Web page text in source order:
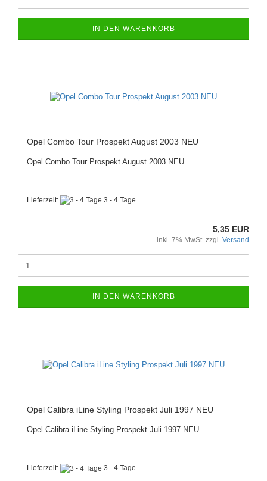
IN DEN WARENKORB
Opel Combo Tour Prospekt August 2003 NEU
Opel Combo Tour Prospekt August 2003 NEU
Lieferzeit: 3 - 4 Tage
5,35 EUR
inkl. 7% MwSt. zzgl. Versand
IN DEN WARENKORB
Opel Calibra iLine Styling Prospekt Juli 1997 NEU
Opel Calibra iLine Styling Prospekt Juli 1997 NEU
Lieferzeit: 3 - 4 Tage